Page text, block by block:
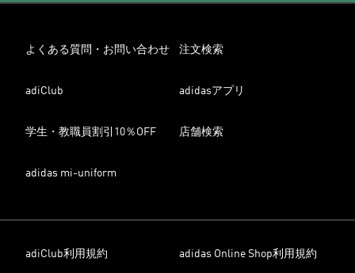
よくある質問・お問い合わせ 注文検索
adiClub adidasアプリ
学生・教職員割引10％OFF 店舗検索
adidas mi-uniform
adiClub利用規約 adidas Online Shop利用規約